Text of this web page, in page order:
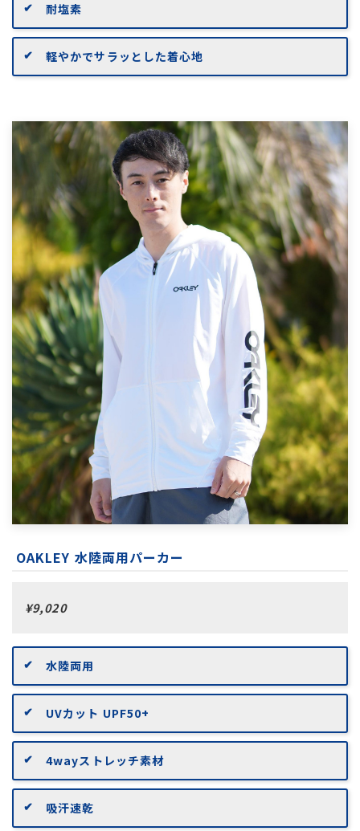
耐塩素
軽やかでサラッとした着心地
OAKLEY 水陸両用パーカー
¥9,020
水陸両用
UVカット UPF50+
4wayストレッチ素材
吸汗速乾